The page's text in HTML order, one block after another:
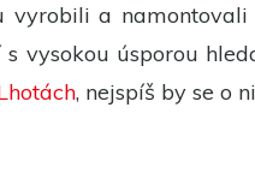
a
vysokou úsporou
, nejspíš by se o